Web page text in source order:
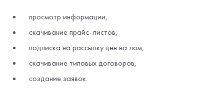
просмотр информации,
скачивание прайс-листов,
подписка на рассылку цен на лом,
скачивание типовых договоров,
создание заявок.